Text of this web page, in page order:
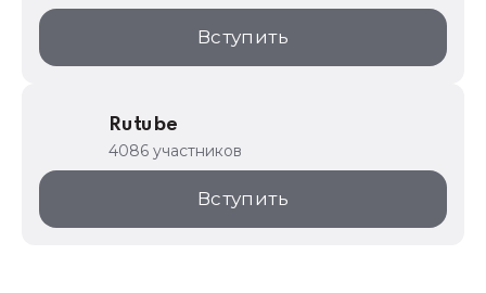
Вступить
Rutube
4086 участников
Вступить